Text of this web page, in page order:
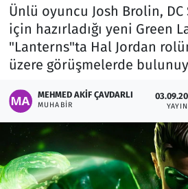
Ünlü oyuncu Josh Brolin,
için hazırladığı yeni Green
"Lanterns"ta Hal Jordan
üzere görüşmelerde
MEHMED AKIF ÇAVDARLI
MUHABIR
Lezzet Durağı
Memur ve Kamu
Otomobil
Oyun
Ramazan